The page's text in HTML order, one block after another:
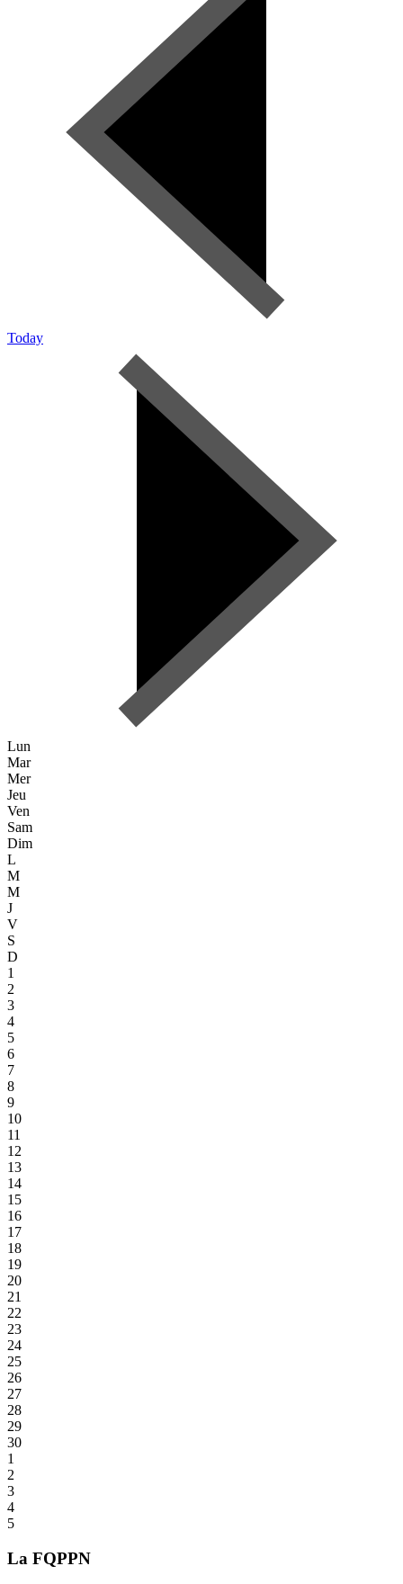
Today
Lun
Mar
Mer
Jeu
Ven
Sam
Dim
L
M
M
J
V
S
D
1
2
3
4
5
6
7
8
9
10
11
12
13
14
15
16
17
18
19
20
21
22
23
24
25
26
27
28
29
30
1
2
3
4
5
La FQPPN